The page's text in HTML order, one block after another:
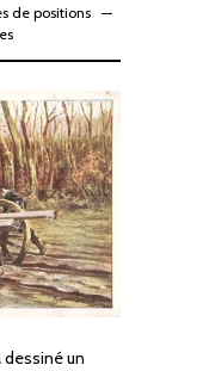
de positions
un